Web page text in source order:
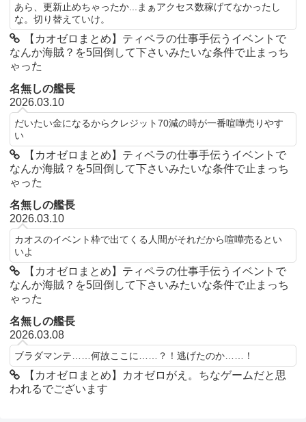
あら、更新止めちゃったか...まぁアクセス数稼げてなかったし
な。切り替えていけ。
【カオゼロまとめ】ティペラの仕事手伝うイベントで
なんか海賊？を5回倒して下さいみたいな条件で止まっち
ゃった
名無しの艦長
2026.03.10
だいたい金になるからクレジット70減の時が一番喧嘩売りやす
い
【カオゼロまとめ】ティペラの仕事手伝うイベントで
なんか海賊？を5回倒して下さいみたいな条件で止まっち
ゃった
名無しの艦長
2026.03.10
カオスのイベント枠で出てくる人間がそれだから喧嘩売るとい
いよ
【カオゼロまとめ】ティペラの仕事手伝うイベントで
なんか海賊？を5回倒して下さいみたいな条件で止まっち
ゃった
名無しの艦長
2026.03.08
ブラダマンテ……何故ここに……？！逃げたのか……！
【カオゼロまとめ】カオゼロがえ。ちなゲームだと思
われるでございます